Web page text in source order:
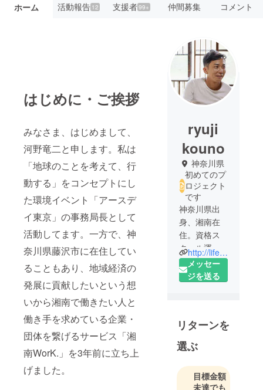
ホーム 活動報告12 支援者99+ 仲間募集 コメント
はじめに・ご挨拶
みなさま、はじめまして、
河野竜二と申します。私は
「地球のことを考えて、行
動する」をコンセプトにし
た環境イベント「アースデ
イ東京」の事務局長として
活動してます。一方で、神
奈川県藤沢市に在住してい
ることもあり、地域経済の
発展に貢献したいという想
いから湘南で働きたい人と
働き手を求めている企業・
団体を繋げるサービス「湘
南WorK.」を3年前に立ち上
げました。
ryuji
kouno
神奈川県
初めてのプ
ロジェクト
です
神奈川県出
身、湘南在
住。資格ス
クール運
営・専門学
校職員・学
キャリアで
約2000人の
進路指導、
就職支援に
関わり独
http://lifedesignvillage.jp
メッセー
ジを送る
リターンを
選ぶ
目標金額
未達でも